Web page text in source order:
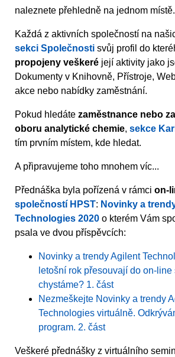
naleznete přehledně na jednom místě.
Každá z aktivních společností na
sekci Společnosti svůj profil do
propojeny veškeré její aktivity jako
Dokumenty v Knihovně, Přístroje,
akce nebo nabídky zaměstnání.
Pokud hledáte zaměstnance nebo
oboru analytické chemie, sekce
tím prvním místem, kde hledat.
A připravujeme toho mnohem víc...
Přednáška byla pořízená v rámci on-
společností HPST: Novinky a
Technologies 2020 o kterém Vám
psala ve dvou příspěvcích:
Novinky a trendy Agilent
letošní rok přesouvají do on-line
chystáme? 1. část
Nezmeškejte Novinky a trendy
Technologies virtuálně.
program. 2. část
Veškeré přednášky z virtuálního